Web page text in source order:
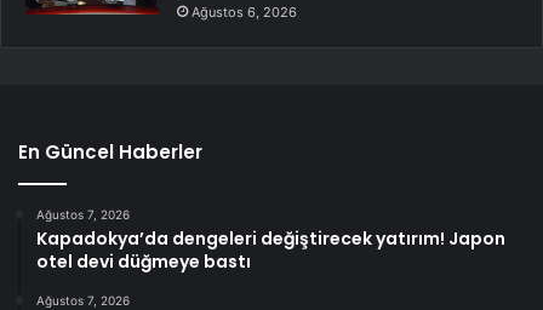
Ağustos 6, 2026
En Güncel Haberler
Ağustos 7, 2026
Kapadokya’da dengeleri değiştirecek yatırım! Japon
otel devi düğmeye bastı
Ağustos 7, 2026